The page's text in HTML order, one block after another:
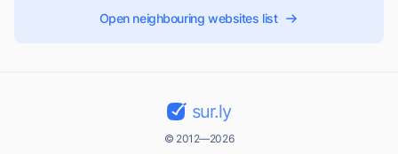
Open neighbouring websites list
sur.ly
© 2012—2026